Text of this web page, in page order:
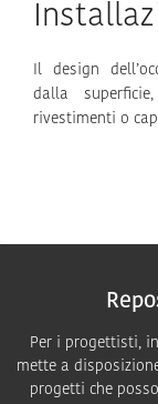
Il design
dalla
rivestimenti o
Per i progettisti,
mette a
progetti che